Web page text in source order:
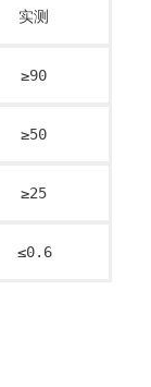
实测
≥90
≥50
≥25
≤0.6